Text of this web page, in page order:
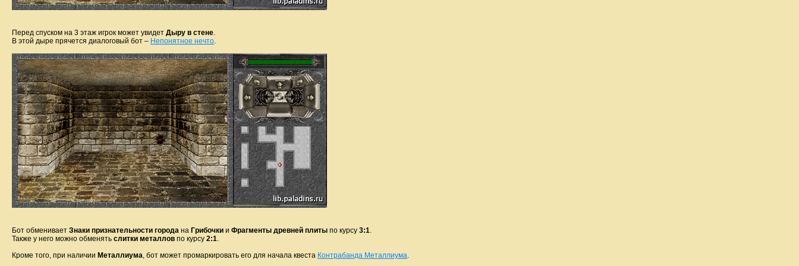
Перед спуском на 3 этаж игрок может увидет Дыру в стене
В этой дыре прячется диалоговый бот – Непонятное нечто
Бот обменивает Знаки признательности города на Грибочки и Фрагменты древней плиты по курсу 3:1
Также у него можно обменять слитки металлов по курсу 2:1
Кроме того, при наличии Металлиума , бот может промаркировать его для начала квеста Контрабанда Металлиума